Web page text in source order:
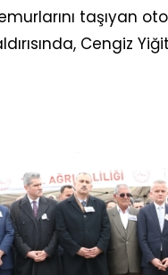
taşıyan
Cengiz